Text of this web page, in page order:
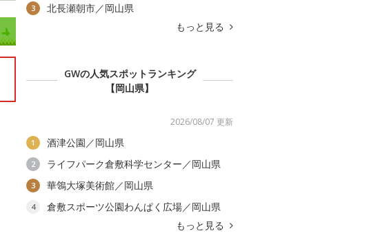
3
北長瀬朝市／岡山県
もっと見る
GWの人気スポットランキング
【岡山県】
2026/08/07 更新
1 酒津公園／岡山県
2 ライフパーク倉敷科学センター／岡山県
3 華鴒大塚美術館／岡山県
4
倉敷スポーツ公園わんぱく広場／岡山県
もっと見る